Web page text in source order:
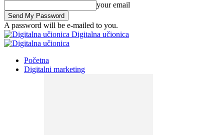
your email
A password will be e-mailed to you.
Digitalna učionica
Početna
Digitalni marketing